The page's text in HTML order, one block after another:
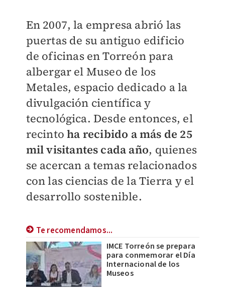
En 2007, la empresa abrió las
puertas de su antiguo edificio
de oficinas en Torreón para
albergar el Museo de los
Metales, espacio dedicado a la
divulgación científica y
tecnológica. Desde entonces, el
recintoha recibido a más de 25
mil visitantes cada año, quienes
se acercan a temas relacionados
con las ciencias de la Tierra y el
desarrollo sostenible.
Te recomendamos...
IMCE Torreón se prepara
para conmemorar el Día
Internacional de los
Museos